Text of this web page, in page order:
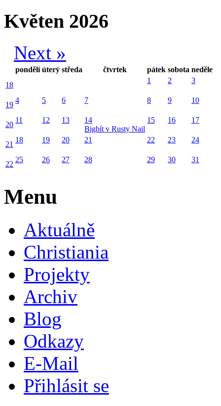
Květen 2026
Next »
pondělí úterý středa čtvrtek pátek sobota neděle
18
1 2 3
19
4 5 6 7 8 9 10
20
11 12 13
14
Bigbít v Rusty Nail
15 16 17
21
18 19 20 21 22 23 24
22
25 26 27 28 29 30 31
Menu
Aktuálně
Christiania
Projekty
Archiv
Blog
Odkazy
E-Mail
Přihlásit se